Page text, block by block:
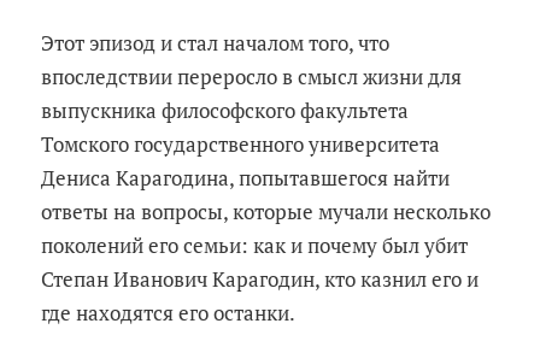
Этот эпизод и стал началом того, что
впоследствии переросло в смысл жизни для
выпускника философского факультета
Томского государственного университета
Дениса Карагодина, попытавшегося найти
ответы на вопросы, которые мучали несколько
поколений его семьи: как и почему был убит
Степан Иванович Карагодин, кто казнил его и
где находятся его останки.